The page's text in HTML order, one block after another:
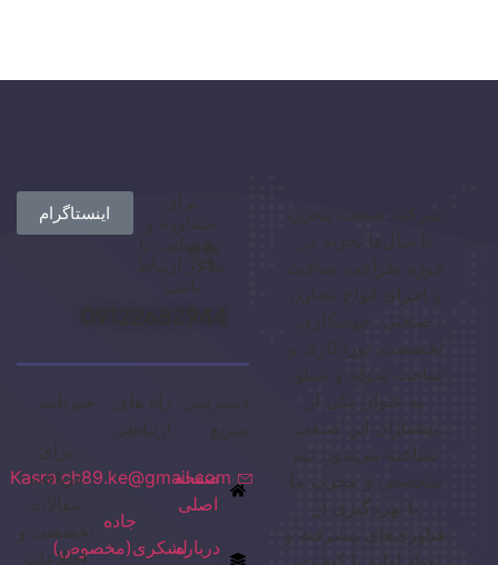
با سال‌ها تجربه در
صنعتی، جوشکاری
تخصصی، نوردکاری و
ساخت سوله و سیلو،
به عنوان یکی از
پیشتازان این صنعت
شناخته می‌شود. تیم
متخصص و مجرب ما
با بهره‌گیری از
فناوری‌های پیشرفته و
مواد اولیه با کیفیت،
اینستاگرام
صفحه
اصلی
درباره
Kasra.ch89.ke@gmail.com
جاده
لشکری(مخصوص)
دریافت
مقالات
اطلاعات